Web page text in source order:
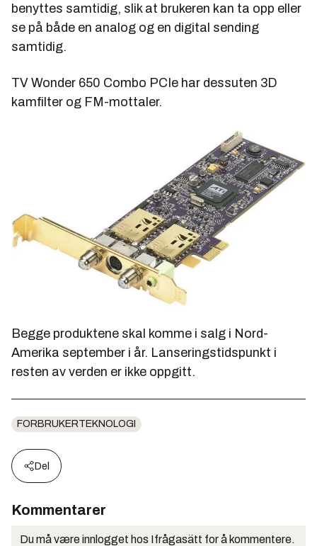
benyttes samtidig, slik at brukeren kan ta opp eller
se på både en analog og en digital sending
samtidig.
TV Wonder 650 Combo PCIe har dessuten 3D
kamfilter og FM-mottaler.
Begge produktene skal komme i salg i Nord-
Amerika september i år. Lanseringstidspunkt i
resten av verden er ikke oppgitt.
FORBRUKERTEKNOLOGI
Del
Kommentarer
Du må være innlogget hos Ifrågasätt for å kommentere.